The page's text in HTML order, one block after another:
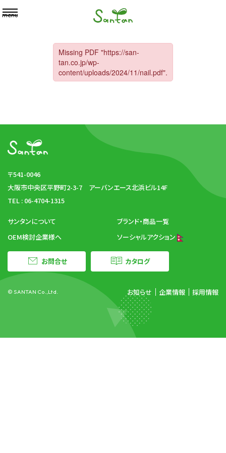
menu
〒541-0046
大阪市中央区平野町2-3-7 アーバンエース北浜ビル14F
TEL : 06-4704-1315
サンタンについて
ブランド・商品一覧
OEM検討企業様へ
ソーシャルアクション
カタログ
お問合せ
© SANTAN Co.,Ltd. お知らせ 企業情報 採用情報